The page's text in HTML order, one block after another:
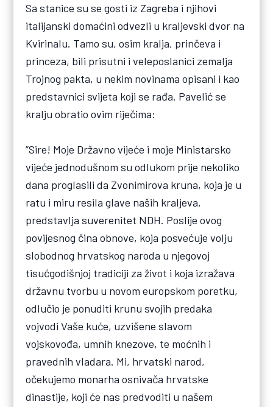
Sa stanice su se gosti iz Zagreba i njihovi
italijanski domaćini odvezli u kraljevski dvor na
Kvirinalu. Tamo su, osim kralja, prinčeva i
princeza, bili prisutni i veleposlanici zemalja
Trojnog pakta, u nekim novinama opisani i kao
predstavnici svijeta koji se rađa. Pavelić se
kralju obratio ovim riječima:
”Sire! Moje Državno vijeće i moje Ministarsko
vijeće jednodušnom su odlukom prije nekoliko
dana proglasili da Zvonimirova kruna, koja je u
ratu i miru resila glave naših kraljeva,
predstavlja suverenitet NDH. Poslije ovog
povijesnog čina obnove, koja posvećuje volju
slobodnog hrvatskog naroda u njegovoj
tisućgodišnjoj tradiciji za život i koja izražava
državnu tvorbu u novom europskom poretku,
odlučio je ponuditi krunu svojih predaka
vojvodi Vaše kuće, uzvišene slavom
vojskovođa, umnih knezove, te moćnih i
pravednih vladara. Mi, hrvatski narod,
očekujemo monarha osnivača hrvatske
dinastije, koji će nas predvoditi u našem